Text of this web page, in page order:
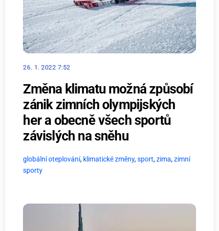
26. 1. 2022 7:52
Změna klimatu možná způsobí
zánik zimních olympijských
her a obecně všech sportů
závislých na sněhu
globální oteplování, klimatické změny,sport,zima,zimní
sporty